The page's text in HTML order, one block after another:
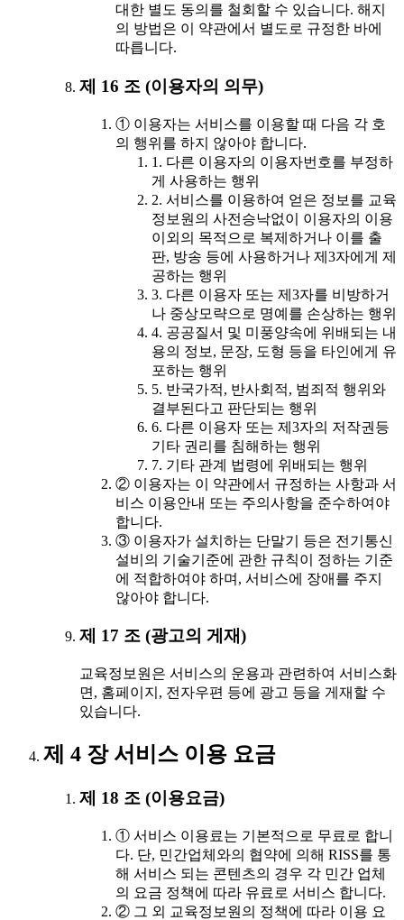
대한 별도 동의를 철회할 수 있습니다. 해지
의 방법은 이 약관에서 별도로 규정한 바에
따릅니다.
제 16 조 (이용자의 의무)
① 이용자는 서비스를 이용할 때 다음 각 호
의 행위를 하지 않아야 합니다.
1. 다른 이용자의 이용자번호를 부정하
게 사용하는 행위
2. 서비스를 이용하여 얻은 정보를 교육
정보원의 사전승낙없이 이용자의 이용
이외의 목적으로 복제하거나 이를 출
판, 방송 등에 사용하거나 제3자에게 제
공하는 행위
3. 다른 이용자 또는 제3자를 비방하거
나 중상모략으로 명예를 손상하는 행위
4. 공공질서 및 미풍양속에 위배되는 내
용의 정보, 문장, 도형 등을 타인에게 유
포하는 행위
5. 반국가적, 반사회적, 범죄적 행위와
결부된다고 판단되는 행위
6. 다른 이용자 또는 제3자의 저작권등
기타 권리를 침해하는 행위
7. 기타 관계 법령에 위배되는 행위
② 이용자는 이 약관에서 규정하는 사항과 서
비스 이용안내 또는 주의사항을 준수하여야
합니다.
③ 이용자가 설치하는 단말기 등은 전기통신
설비의 기술기준에 관한 규칙이 정하는 기준
에 적합하여야 하며, 서비스에 장애를 주지
않아야 합니다.
제 17 조 (광고의 게재)
교육정보원은 서비스의 운용과 관련하여 서비스화
면, 홈페이지, 전자우편 등에 광고 등을 게재할 수
있습니다.
제 4 장 서비스 이용 요금
제 18 조 (이용요금)
① 서비스 이용료는 기본적으로 무료로 합니
다. 단, 민간업체와의 협약에 의해 RISS를 통
해 서비스 되는 콘텐츠의 경우 각 민간 업체
의 요금 정책에 따라 유료로 서비스 합니다.
② 그 외 교육정보원의 정책에 따라 이용 요